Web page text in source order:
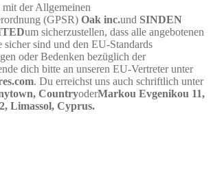
der Allgemeinen
(GPSR) Oak inc.und SINDEN
um sicherzustellen, dass alle angebotenen
sicher sind und den EU-Standards
oder Bedenken bezüglich der
dich bitte an unseren EU-Vertreter unter
. Du erreichst uns auch schriftlich unter
CountryoderMarkou Evgenikou 11,
Limassol, Cyprus.